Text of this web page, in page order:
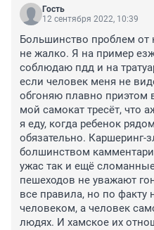
Гость
12 сентября 2022, 10:39
Большинство проблем от
не жалко. Я на пример
соблюдаю пдд и на
если человек меня не
обгоняю плавно приэтом
мой самокат тресёт, что
я еду, когда ребенок
обязательно. Каршеринг-
болшинством
ужас так и ещё
пешеходов не уважают
все правила, но по факту
человеком, а человек
людях. И хамское их